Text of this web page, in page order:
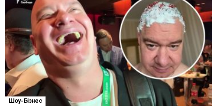
Шоу-Бізнес